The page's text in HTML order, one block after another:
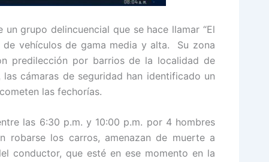
grupo delincuencial que se hace llamar “El
de vehículos de gama media y alta. Su zona
predilección por barrios de la localidad de
cámaras de seguridad han identificado un
las fechorías.
las 6:30 p.m. y 10:00 p.m. por 4 hombres
robarse los carros, amenazan de muerte a
conductor, que esté en ese momento en la